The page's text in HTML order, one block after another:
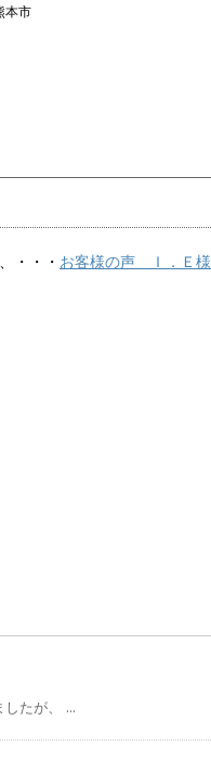
本市
・・・ お客様の声 Ｉ．Ｅ様
たが、 ...